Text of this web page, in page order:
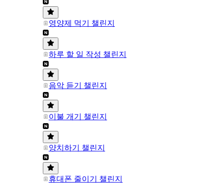
영양제 먹기 챌린지
하루 할 일 작성 챌린지
음악 듣기 챌린지
이불 개기 챌린지
양치하기 챌린지
휴대폰 줄이기 챌린지